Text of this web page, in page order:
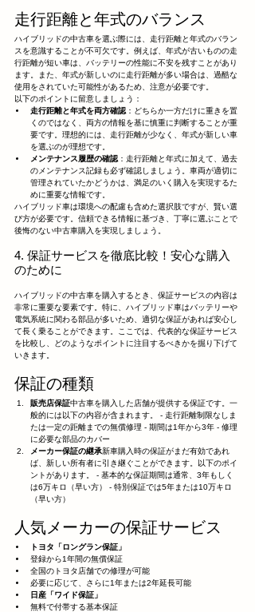
走行距離と年式のバランス
ハイブリッドの中古車を選ぶ際には、走行距離と年式のバラン
スを意識することが不可欠です。例えば、年式が古いものの走
行距離が短い車は、バッテリーの性能に不安を残すことがあり
ます。また、年式が新しいのに走行距離が多い場合は、過酷な
使用をされていた可能性があるため、注意が必要です。
以下のポイントに留意しましょう：
走行距離と年式を両方確認 ：どちらか一方だけに重きを置
くのではなく、両方の情報を基に慎重に判断することが重
要です。理想的には、走行距離が少なく、年式が新しい車
を選ぶのが理想です。
メンテナンス履歴の確認 ：走行距離と年式に加えて、過去
のメンテナンス記録も必ず確認しましょう。車両が適切に
管理されていたかどうかは、満足のいく購入を実現するた
めに重要な情報です。
ハイブリッド車は環境への配慮も含めた選択肢ですが、賢い選
び方が必要です。信頼できる情報に基づき、丁寧に選ぶことで
後悔のない中古車購入を実現しましょう。
4. 保証サービスを徹底比較！安心な購入
のために
ハイブリッドの中古車を購入するとき、保証サービスの内容は
非常に重要な要素です。特に、ハイブリッド車はバッテリーや
電気系統に関わる部品が多いため、適切な保証があれば安心し
て長く乗ることができます。ここでは、代表的な保証サービス
を比較し、どのようなポイントに注目するべきかを掘り下げて
いきます。
保証の種類
販売店保証中古車を購入した店舗が提供する保証です。一
般的には以下の内容が含まれます。 - 走行距離制限なしま
たは一定の距離までの無償修理 - 期間は1年から3年 - 修理
に必要な部品のカバー
メーカー保証の継承新車購入時の保証がまだ有効であれ
ば、新しい所有者に引き継ぐことができます。以下のポイ
ントがあります。 - 基本的な保証期間は通常、3年もしく
は6万キロ（早い方） - 特別保証では5年または10万キロ
（早い方）
人気メーカーの保証サービス
トヨタ「ロングラン保証」
登録から1年間の無償保証
全国のトヨタ店舗での修理が可能
必要に応じて、さらに1年または2年延長可能
日産「ワイド保証」
無料で付帯する基本保証